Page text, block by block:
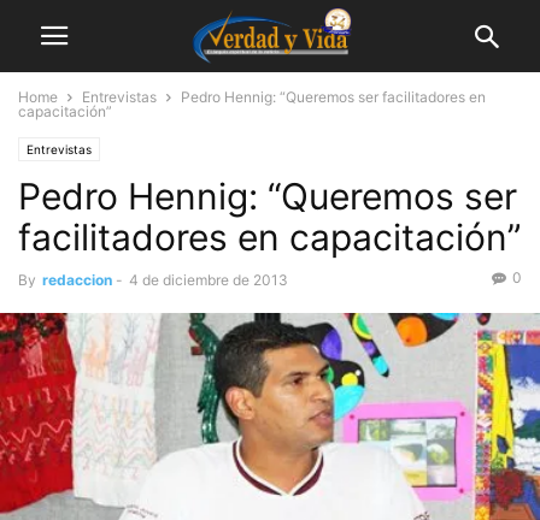
Home Entrevistas
Pedro Hennig: “Queremos ser facilitadores en
capacitación”
Entrevistas
Pedro Hennig: “Queremos ser
facilitadores en capacitación”
By redaccion - 4 de diciembre de 2013 0